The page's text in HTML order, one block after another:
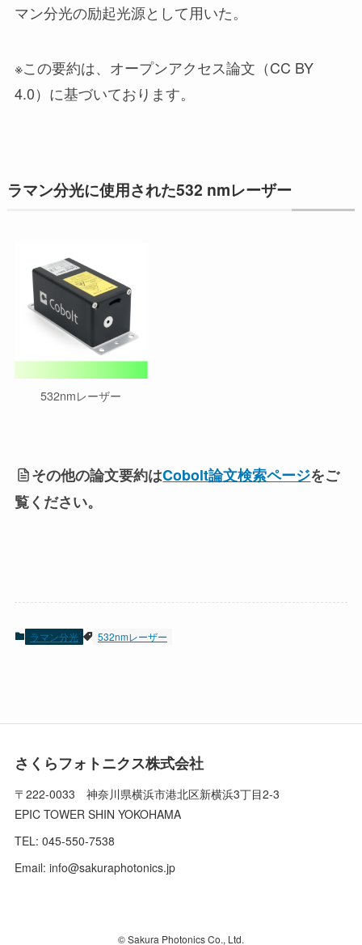
マン分光の励起光源として用いた。
※この要約は、オープンアクセス論文（CC BY
4.0）に基づいております。
ラマン分光に使用された532 nmレーザー
532nmレーザー
その他の論文要約はCobolt論文検索ページをご
覧ください。
ラマン分光 532nmレーザー
さくらフォトニクス株式会社
〒222-0033 神奈川県横浜市港北区新横浜3丁目2-3
EPIC TOWER SHIN YOKOHAMA
TEL: 045-550-7538
Email: info@sakuraphotonics.jp
©Sakura Photonics Co., Ltd.